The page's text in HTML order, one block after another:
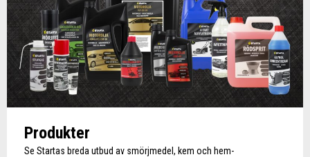
Produkter
Se Startas breda utbud av smörjmedel, kem och hem-